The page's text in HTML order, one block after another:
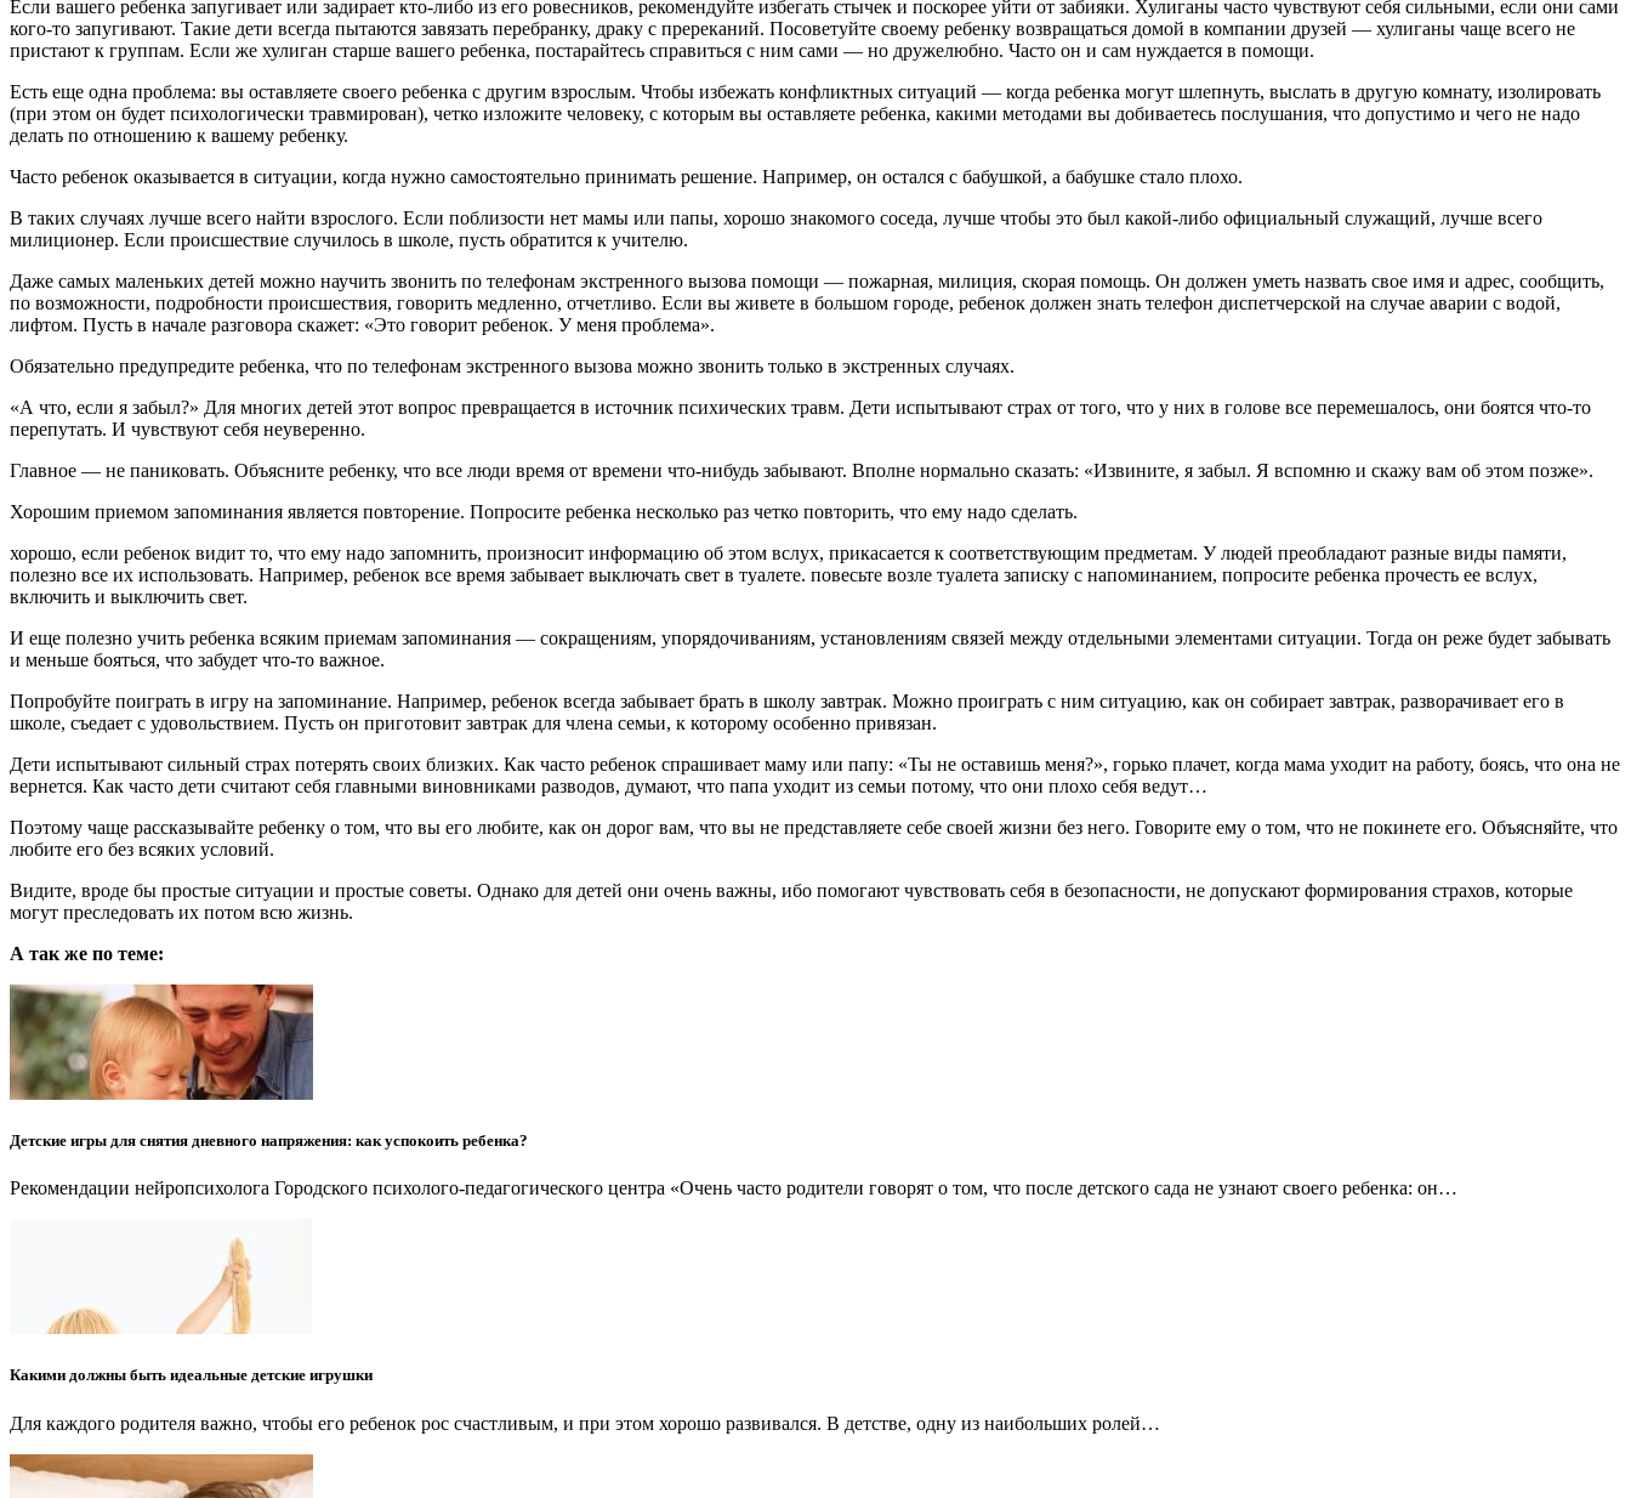
Если вашего ребенка запугивает или задирает кто-либо из его ровесников, рекомендуйте избегать стычек и поскорее уйти от забияки. Хулиганы часто чувствуют себя сильными, если они сами
кого-то запугивают. Такие дети всегда пытаются завязать перебранку, драку с пререканий. Посоветуйте своему ребенку возвращаться домой в компании друзей — хулиганы чаще всего не
пристают к группам. Если же хулиган старше вашего ребенка, постарайтесь справиться с ним сами — но дружелюбно. Часто он и сам нуждается в помощи.
Есть еще одна проблема: вы оставляете своего ребенка с другим взрослым. Чтобы избежать конфликтных ситуаций — когда ребенка могут шлепнуть, выслать в другую комнату, изолировать
(при этом он будет психологически травмирован), четко изложите человеку, с которым вы оставляете ребенка, какими методами вы добиваетесь послушания, что допустимо и чего не надо
делать по отношению к вашему ребенку.
Часто ребенок оказывается в ситуации, когда нужно самостоятельно принимать решение. Например, он остался с бабушкой, а бабушке стало плохо.
В таких случаях лучше всего найти взрослого. Если поблизости нет мамы или папы, хорошо знакомого соседа, лучше чтобы это был какой-либо официальный служащий, лучше всего
милиционер. Если происшествие случилось в школе, пусть обратится к учителю.
Даже самых маленьких детей можно научить звонить по телефонам экстренного вызова помощи — пожарная, милиция, скорая помощь. Он должен уметь назвать свое имя и адрес, сообщить,
по возможности, подробности происшествия, говорить медленно, отчетливо. Если вы живете в большом городе, ребенок должен знать телефон диспетчерской на случае аварии с водой,
лифтом. Пусть в начале разговора скажет: «Это говорит ребенок. У меня проблема».
Обязательно предупредите ребенка, что по телефонам экстренного вызова можно звонить только в экстренных случаях.
«А что, если я забыл?» Для многих детей этот вопрос превращается в источник психических травм. Дети испытывают страх от того, что у них в голове все перемешалось, они боятся что-то
перепутать. И чувствуют себя неуверенно.
Главное — не паниковать. Объясните ребенку, что все люди время от времени что-нибудь забывают. Вполне нормально сказать: «Извините, я забыл. Я вспомню и скажу вам об этом позже».
Хорошим приемом запоминания является повторение. Попросите ребенка несколько раз четко повторить, что ему надо сделать.
хорошо, если ребенок видит то, что ему надо запомнить, произносит информацию об этом вслух, прикасается к соответствующим предметам. У людей преобладают разные виды памяти,
полезно все их использовать. Например, ребенок все время забывает выключать свет в туалете. повесьте возле туалета записку с напоминанием, попросите ребенка прочесть ее вслух,
включить и выключить свет.
И еще полезно учить ребенка всяким приемам запоминания — сокращениям, упорядочиваниям, установлениям связей между отдельными элементами ситуации. Тогда он реже будет забывать
и меньше бояться, что забудет что-то важное.
Попробуйте поиграть в игру на запоминание. Например, ребенок всегда забывает брать в школу завтрак. Можно проиграть с ним ситуацию, как он собирает завтрак, разворачивает его в
школе, съедает с удовольствием. Пусть он приготовит завтрак для члена семьи, к которому особенно привязан.
Дети испытывают сильный страх потерять своих близких. Как часто ребенок спрашивает маму или папу: «Ты не оставишь меня?», горько плачет, когда мама уходит на работу, боясь, что она не
вернется. Как часто дети считают себя главными виновниками разводов, думают, что папа уходит из семьи потому, что они плохо себя ведут…
Поэтому чаще рассказывайте ребенку о том, что вы его любите, как он дорог вам, что вы не представляете себе своей жизни без него. Говорите ему о том, что не покинете его. Объясняйте, что
любите его без всяких условий.
Видите, вроде бы простые ситуации и простые советы. Однако для детей они очень важны, ибо помогают чувствовать себя в безопасности, не допускают формирования страхов, которые
могут преследовать их потом всю жизнь.
А так же по теме:
Детские игры для снятия дневного напряжения: как успокоить ребенка?
Рекомендации нейропсихолога Городского психолого-педагогического центра «Очень часто родители говорят о том, что после детского сада не узнают своего ребенка: он…
Какими должны быть идеальные детские игрушки
Для каждого родителя важно, чтобы его ребенок рос счастливым, и при этом хорошо развивался. В детстве, одну из наибольших ролей…